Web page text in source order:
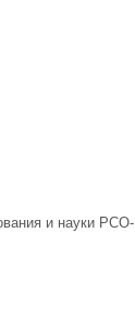
и науки РСО-